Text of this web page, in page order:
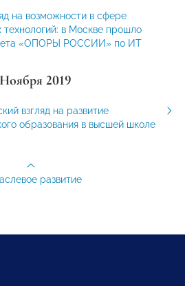
на возможности в сфере
в Москве прошло
«ОПОРЫ РОССИИ» по ИТ
2019
взгляд на развитие
образования в высшей школе
развитие